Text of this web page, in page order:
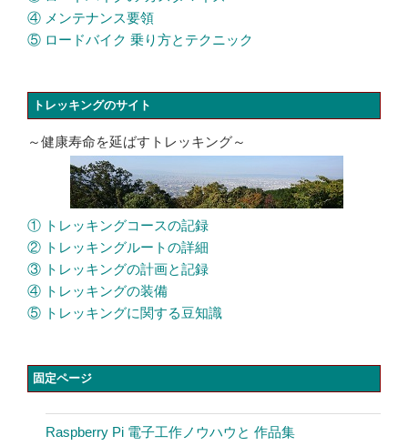
④ メンテナンス要領
⑤ ロードバイク 乗り方とテクニック
トレッキングのサイト
～健康寿命を延ばすトレッキング～
① トレッキングコースの記録
② トレッキングルートの詳細
③ トレッキングの計画と記録
④ トレッキングの装備
⑤ トレッキングに関する豆知識
固定ページ
Raspberry Pi 電子工作ノウハウと 作品集